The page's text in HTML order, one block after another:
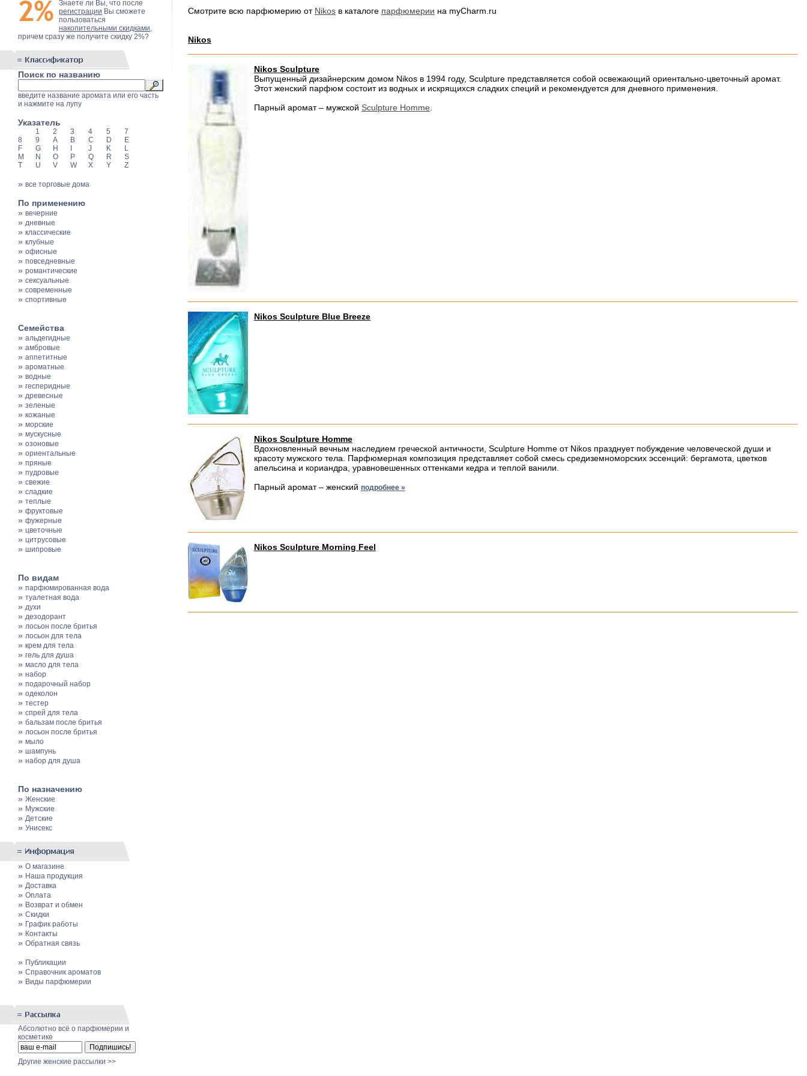
Знаете ли Вы, что после
регистрации Вы сможете
пользоваться
накопительными скидками,
причем сразу же получите скидку 2%?
Поиск по названию
введите название аромата или его часть
и нажмите на лупу
Указатель
1 2 3 4 5
7
8
9 A B C D
E
F
G H J K
L
M
N O P Q R
S
T
U V W X Y Z
» все торговые дома
По применению
» вечерние
» дневные
» классические
» клубные
» офисные
» повседневные
» романтические
» сексуальные
» современные
» спортивные
Семейства
» альдегидные
» амбровые
» аппетитные
» ароматные
» водные
» гесперидные
» древесные
» зеленые
» кожаные
» морские
» мускусные
» озоновые
» ориентальные
» пряные
» пудровые
» свежие
» сладкие
» теплые
» фруктовые
» фужерные
» цветочные
» цитрусовые
» шипровые
По видам
» парфюмированная вода
» туалетная вода
» духи
» дезодорант
» лосьон после бритья
» лосьон для тела
» крем для тела
» гель для душа
» масло для тела
» набор
» подарочный набор
» одеколон
» тестер
» спрей для тела
» бальзам после бритья
» лосьон после бритья
» мыло
» шампунь
» набор для душа
По назначению
» Женские
» Мужские
» Детские
» Унисекс
» О магазине
» Наша продукция
» Доставка
» Оплата
» Возврат и обмен
» Скидки
» График работы
» Контакты
» Обратная связь
» Публикации
» Cправочник ароматов
» Виды парфюмерии
Абсолютно всё о парфюмерии и
косметике
Другие женские рассылки >>
Смотрите всю парфюмерию от Nikos в каталоге парфюмерии на myCharm.ru
Nikos
Nikos Sculpture
Выпущенный дизайнерским домом Nikos в 1994 году, Sculpture представляется собой освежающий ориентально-цветочный аромат.
Этот женский парфюм состоит из водных и искрящихся сладких специй и рекомендуется для дневного применения.
Парный аромат – мужской Sculpture Homme
Nikos Sculpture Blue Breeze
Nikos Sculpture Homme
Вдохновленный вечным наследием греческой античности, Sculpture Homme от Nikos празднует побуждение человеческой души и
красоту мужского тела. Парфюмерная композиция представляет собой смесь средиземноморских эссенций: бергамота, цветков
апельсина и кориандра, уравновешенных оттенками кедра и теплой ванили.
Парный аромат – женский подробнее »
Nikos Sculpture Morning Feel